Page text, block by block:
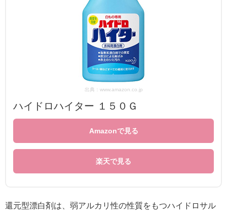
出典：www.amazon.co.jp
ハイドロハイター １５０Ｇ
Amazonで見る
楽天で見る
還元型漂白剤は、弱アルカリ性の性質をもつハイドロサル